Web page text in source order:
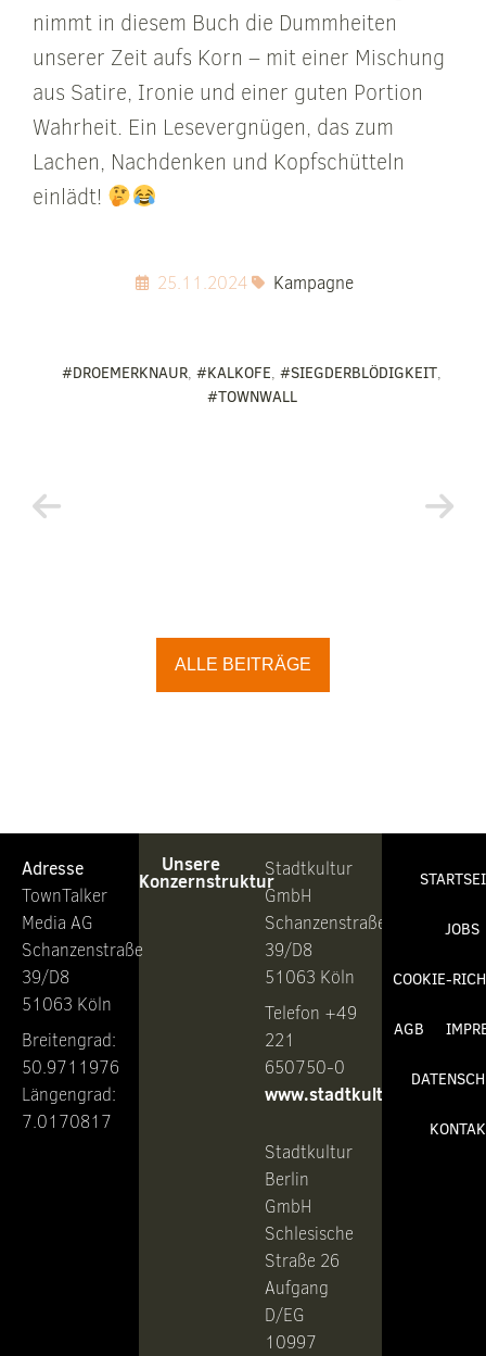
nimmt in diesem Buch die Dummheiten
unserer Zeit aufs Korn – mit einer Mischung
aus Satire, Ironie und einer guten Portion
Wahrheit. Ein Lesevergnügen, das zum
Lachen, Nachdenken und Kopfschütteln
einlädt!
25.11.2024 Kampagne
#DROEMERKNAUR,#KALKOFE,#SIEGDERBLÖDIGKEIT,
#TOWNWALL
ALLE BEITRÄGE
Adresse
TownTalker
Media AG
Schanzenstraße
39/D8
51063 Köln
Breitengrad:
50.9711976
Längengrad:
7.0170817
Unsere
Konzernstruktur
Stadtkultur
GmbH
Schanzenstraße
39/D8
51063 Köln
Telefon +49
221
650750-0
www.stadtkultur.de
Stadtkultur
Berlin
GmbH
Schlesische
Straße 26
Aufgang
D/EG
10997
JOBS
COOKIE-
AGB